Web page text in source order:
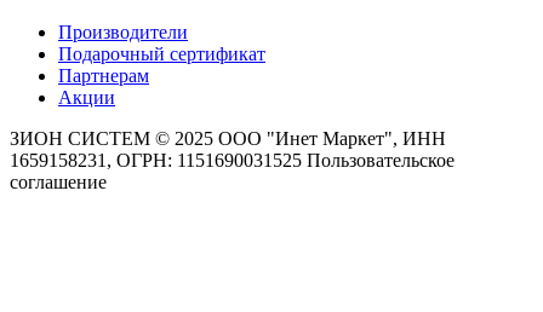
Производители
Подарочный сертификат
Партнерам
Акции
ЗИОН СИСТЕМ © 2025 ООО "Инет Маркет", ИНН
1659158231, ОГРН: 1151690031525 Пользовательское
соглашение